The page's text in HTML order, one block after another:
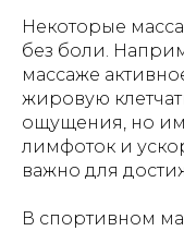
Некоторые
без боли.
массаже
жировую
ощущения, но
лимфоток и
важно для
В спортивном